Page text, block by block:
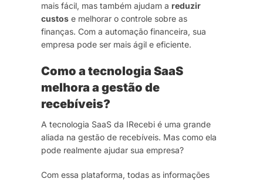
mais fácil, mas também ajudam a reduzir
custos e melhorar o controle sobre as
finanças. Com a automação financeira, sua
empresa pode ser mais ágil e eficiente.
Como a tecnologia SaaS
melhora a gestão de
recebíveis?
A tecnologia SaaS da IRecebi é uma grande
aliada na gestão de recebíveis. Mas como ela
pode realmente ajudar sua empresa?
Com essa plataforma, todas as informações